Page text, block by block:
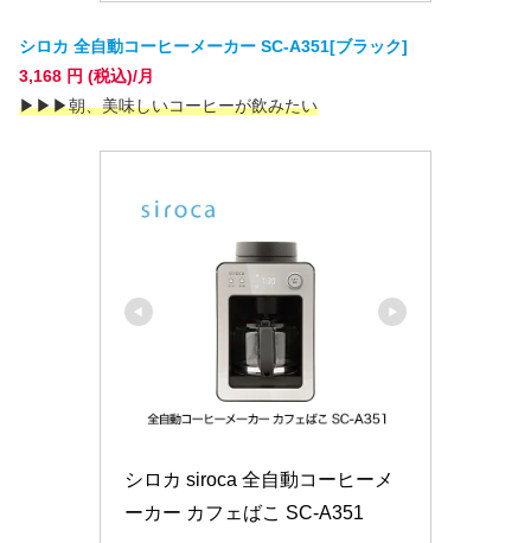
シロカ 全自動コーヒーメーカー SC-A351[ブラック]
3,168 円 (税込)/月
▶▶▶朝、美味しいコーヒーが飲みたい
シロカ siroca 全自動コーヒーメ
ーカー カフェばこ SC-A351